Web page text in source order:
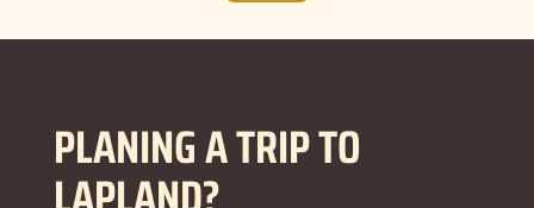
PLANING A TRIP TO